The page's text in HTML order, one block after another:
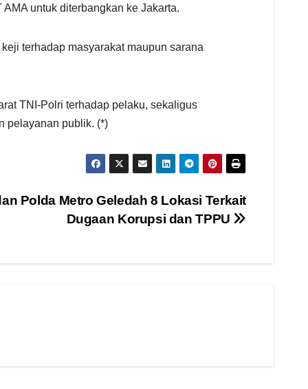
untuk diterbangkan ke Jakarta.
terhadap masyarakat maupun sarana
TNI-Polri terhadap pelaku, sekaligus
pelayanan publik. (*)
Polda Metro Geledah 8 Lokasi Terkait
Dugaan Korupsi dan TPPU